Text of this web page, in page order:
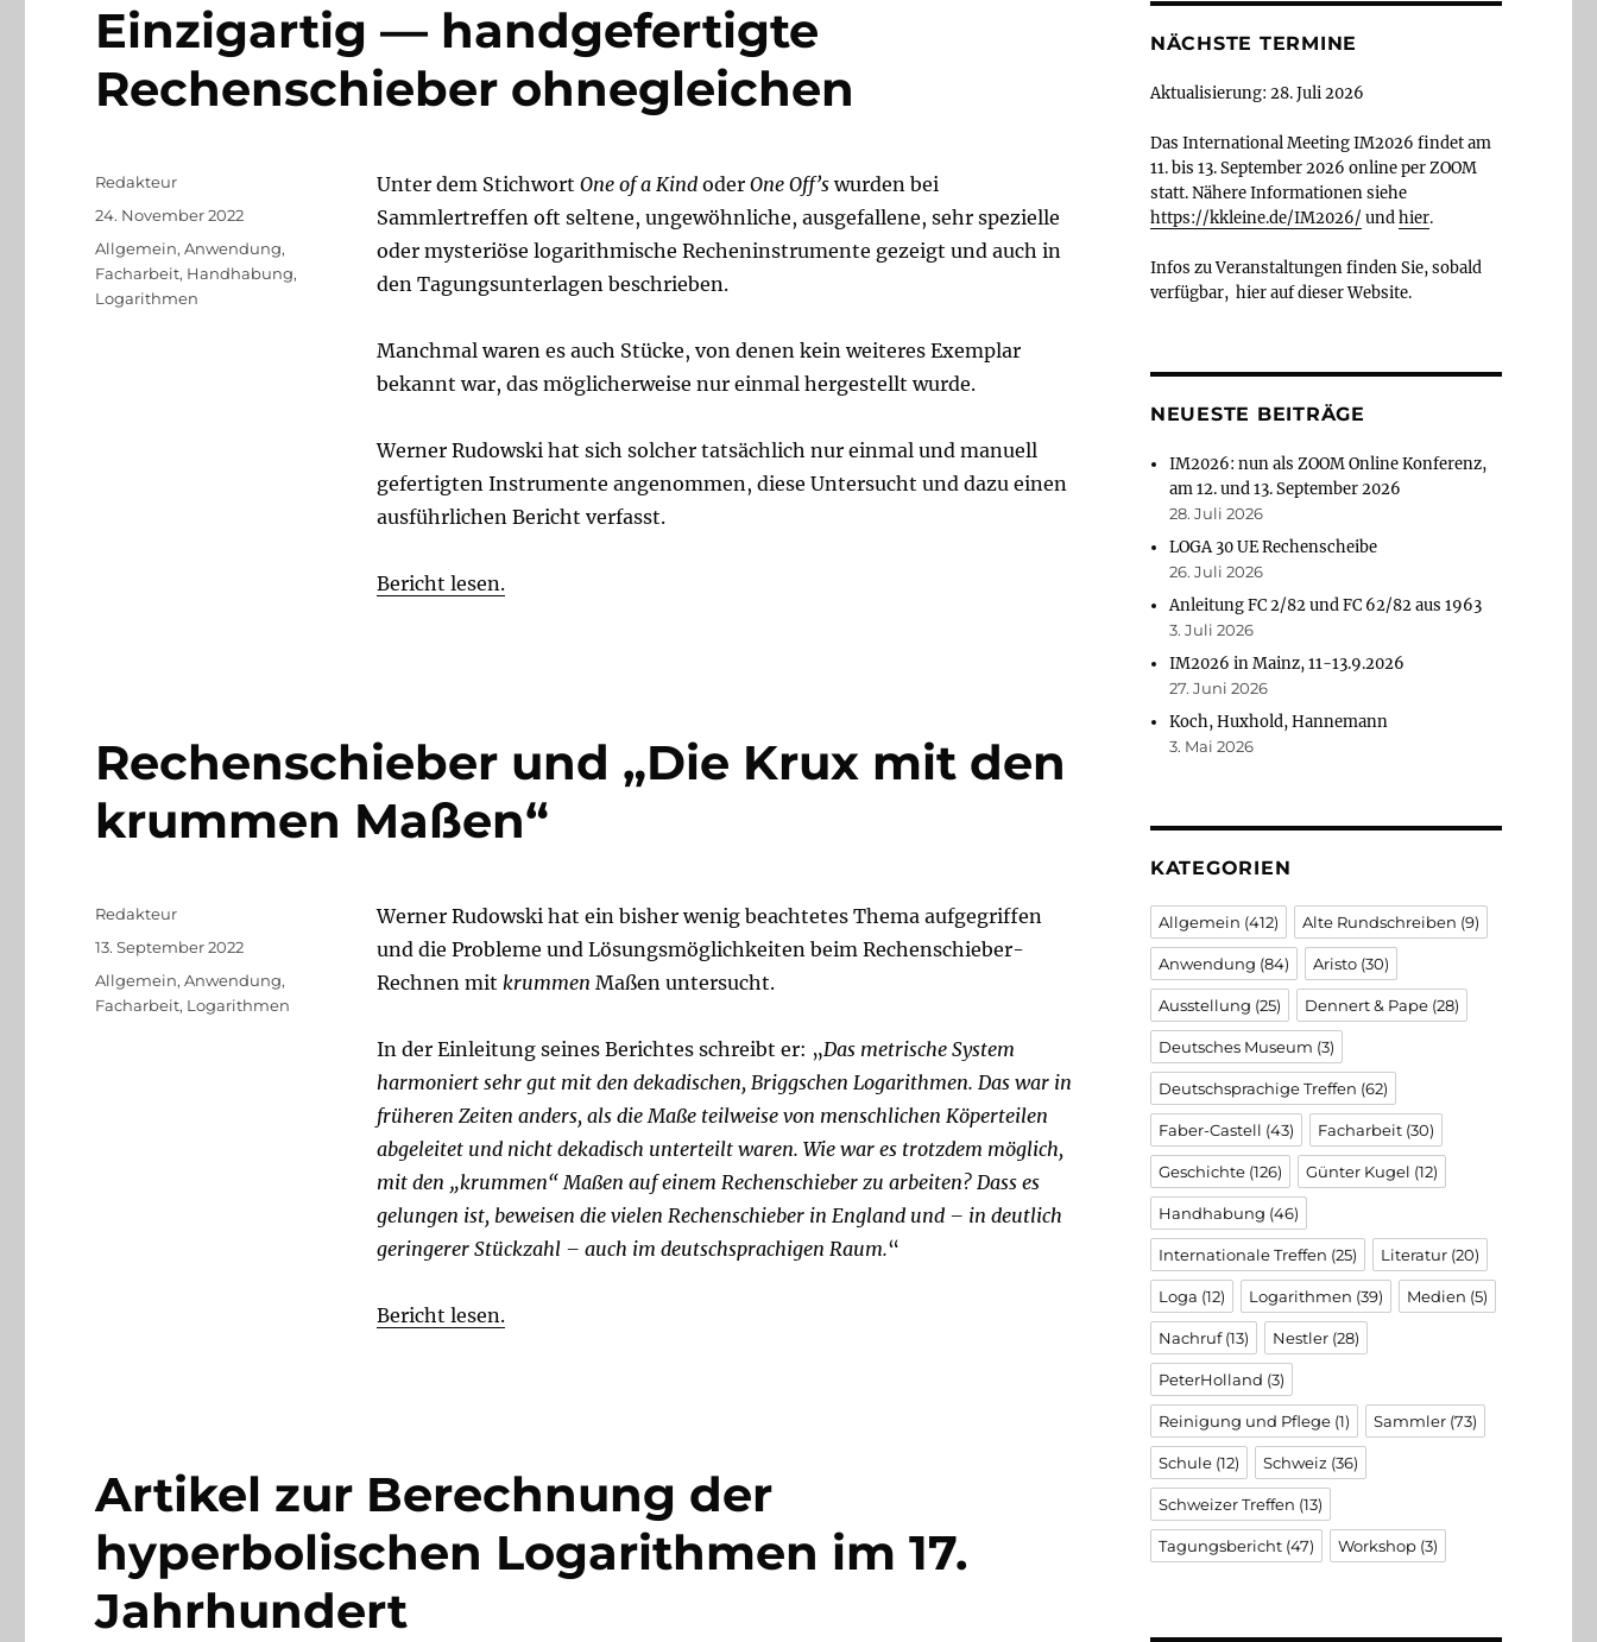
Einzigartig — handgefertigte
Rechenschieber ohnegleichen
Unter dem Stichwort One of a Kindoder One Off’swurden bei
Sammlertreffen oft seltene, ungewöhnliche, ausgefallene, sehr spezielle
oder mysteriöse logarithmische Recheninstrumente gezeigt und auch in
den Tagungsunterlagen beschrieben.
Manchmal waren es auch Stücke, von denen kein weiteres Exemplar
bekannt war, das möglicherweise nur einmal hergestellt wurde.
Werner Rudowski hat sich solcher tatsächlich nur einmal und manuell
gefertigten Instrumente angenommen, diese Untersucht und dazu einen
ausführlichen Bericht verfasst.
Bericht lesen.
Autor
Redakteur
Veröffentlicht
am
24. November 2022
Kategorien
Allgemein,Anwendung,
Facharbeit, Handhabung,
Logarithmen
Rechenschieber und „Die Krux mit den
krummen Maßen“
Werner Rudowski hat ein bisher wenig beachtetes Thema aufgegriffen
und die Probleme und Lösungsmöglichkeiten beim Rechenschieber-
Rechnen mit krummen Maßen untersucht.
In der Einleitung seines Berichtes schreibt er: „Das metrische System
harmoniert sehr gut mit den dekadischen, Briggschen Logarithmen. Das war in
früheren Zeiten anders, als die Maße teilweise von menschlichen Köperteilen
abgeleitet und nicht dekadisch unterteilt waren. Wie war es trotzdem möglich,
mit den „krummen“ Maßen auf einem Rechenschieber zu arbeiten? Dass es
gelungen ist, beweisen die vielen Rechenschieber in England und – in deutlich
geringerer Stückzahl – auch im deutschsprachigen Raum.“
Bericht lesen.
Autor
Redakteur
Veröffentlicht
am
13. September 2022
Kategorien
Allgemein,Anwendung,
Facharbeit, Logarithmen
Artikel zur Berechnung der
hyperbolischen Logarithmen im 17.
Jahrhundert
NÄCHSTE TERMINE
Aktualisierung: 28. Juli 2026
Das International Meeting IM2026 findet am
11. bis 13. September 2026 online per ZOOM
statt. Nähere Informationen siehe
https://kkleine.de/IM2026/ undhier.
Infos zu Veranstaltungen finden Sie, sobald
verfügbar, hier auf dieser Website.
NEUESTE BEITRÄGE
IM2026: nun als ZOOM Online Konferenz,
am 12. und 13. September 2026
28. Juli 2026
LOGA 30 UE Rechenscheibe
26. Juli 2026
Anleitung FC 2/82 und FC 62/82 aus 1963
3. Juli 2026
IM2026 in Mainz, 11-13.9.2026
27. Juni 2026
Koch, Huxhold, Hannemann
3. Mai 2026
KATEGORIEN
Allgemein (412) Alte Rundschreiben (9)
Anwendung (84) Aristo(30)
Ausstellung (25) Dennert & Pape(28)
Deutsches Museum (3)
Deutschsprachige Treffen (62)
Faber-Castell (43) Facharbeit(30)
Geschichte(126) Günter Kugel (12)
Handhabung (46)
Internationale Treffen (25) Literatur(20)
Loga (12) Logarithmen (39) Medien (5)
Nachruf(13) Nestler(28)
PeterHolland (3)
Reinigung und Pflege(1) Sammler(73)
Schule(12) Schweiz (36)
Schweizer Treffen (13)
Tagungsbericht(47) Workshop(3)